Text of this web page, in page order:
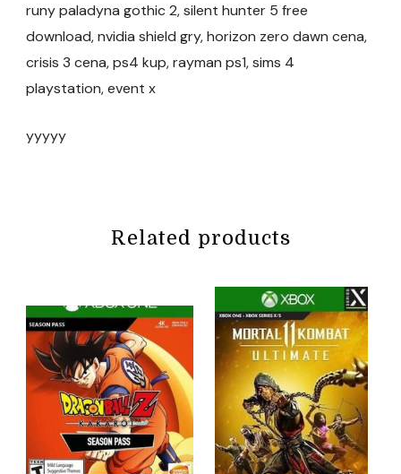
runy paladyna gothic 2, silent hunter 5 free
download, nvidia shield gry, horizon zero dawn cena,
crisis 3 cena, ps4 kup, rayman ps1, sims 4
playstation, event x
yyyyy
Related products